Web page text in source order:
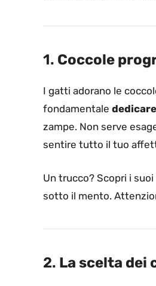
1. Coccole
I gatti adorano le
fondamentale
zampe. Non serve
sentire tutto il tuo
Un trucco? Scopri i
sotto il mento.
2. La scelta dei